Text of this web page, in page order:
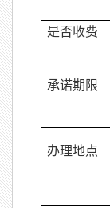
是否收费
承诺期限
办理地点